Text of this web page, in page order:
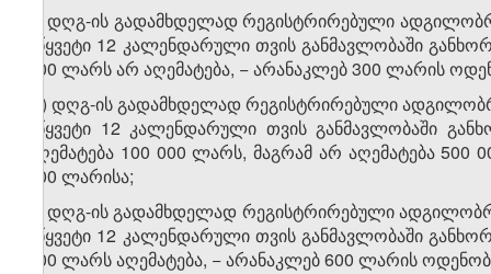
გ) დღგ-ის გადამხდელად რეგისტრირებული
უწყვეტი 12 კალენდარული თვის განმავლობაში
000 ლარს არ აღემატება, − არანაკლებ 300 ლარის
დ) დღგ-ის გადამხდელად რეგისტრირებული
უწყვეტი 12 კალენდარული თვის განმავლობაში
აღემატება 100 000 ლარს, მაგრამ არ აღემატება
900 ლარისა;
ე) დღგ-ის გადამხდელად რეგისტრირებული
უწყვეტი 12 კალენდარული თვის განმავლობაში
000 ლარს აღემატება, − არანაკლებ 600 ლარის